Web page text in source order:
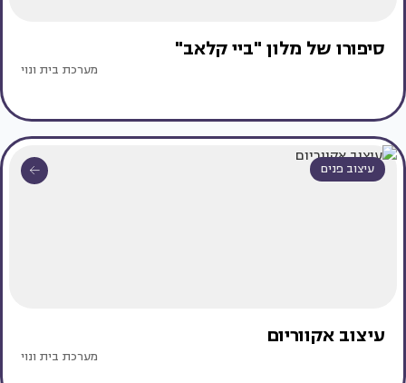
סיפורו של מלון "ביי קלאב"
מערכת בית ונוי
עיצוב פנים
עיצוב אקווריום
מערכת בית ונוי